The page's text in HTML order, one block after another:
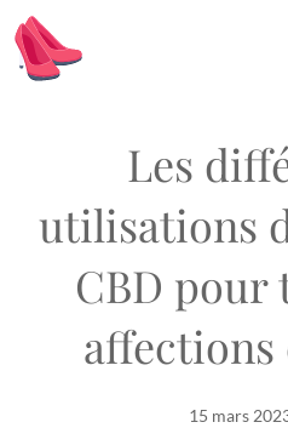
Aller
au
Les
utilisations
CBD pour
affections
15 mars